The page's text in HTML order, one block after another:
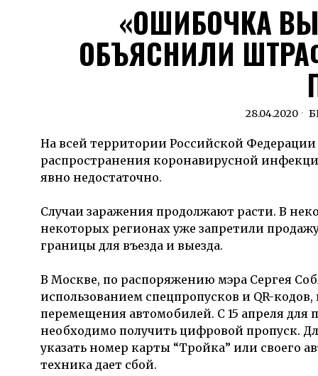
«ОШИБОЧКА
ОБЪЯСНИЛИ
28.04.2020
На всей территории Российской
распространения коронавирусной
явно недостаточно.
Случаи заражения продолжают расти. В
некоторых регионах уже запретили
границы для въезда и выезда.
В Москве, по распоряжению мэра Сергея
использованием спецпропусков и QR-
перемещения автомобилей. С 15 апреля
необходимо получить цифровой пропуск.
указать номер карты “Тройка” или своего
техника дает сбой.